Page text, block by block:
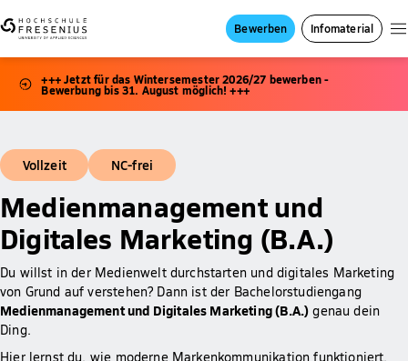
Bewerben Infomaterial
+++ Jetzt für das Wintersemester 2026/27 bewerben -
Bewerbung bis 31. August möglich! +++
Vollzeit NC-frei
Medienmanagement und
Digitales Marketing (B.A.)
Du willst in der Medienwelt durchstarten und digitales Marketing
von Grund auf verstehen? Dann ist der Bachelorstudiengang
Medienmanagement und Digitales Marketing (B.A.) genau dein
Ding.
Hier lernst du, wie moderne Markenkommunikation funktioniert,